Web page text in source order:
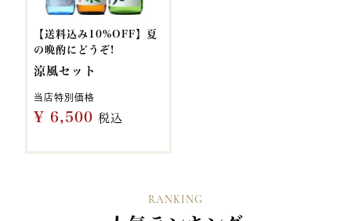
【送料込み10%OFF】夏
の晩酌にどうぞ!
涼風セット
当店特別価格
¥ 6,500 税込
RANKING